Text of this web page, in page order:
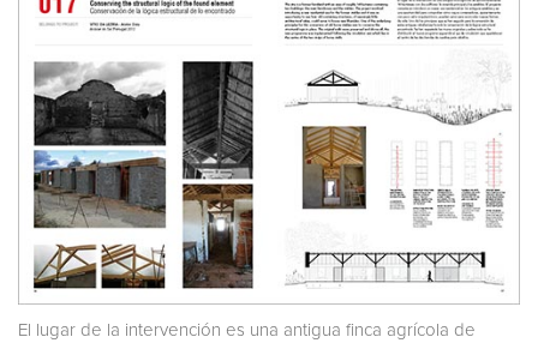
El lugar de la intervención es una antigua finca agrícola de